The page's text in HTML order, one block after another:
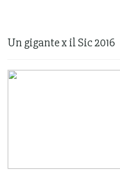
Un gigante x il Sic 2016